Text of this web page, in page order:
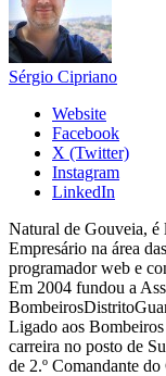
Sérgio Cipriano
Website
Facebook
X (Twitter)
Instagram
LinkedIn
Natural de Gouveia,
Empresário na área
programador web e
Em 2004 fundou a
Ligado aos
carreira no posto de
de 2.º Comandante